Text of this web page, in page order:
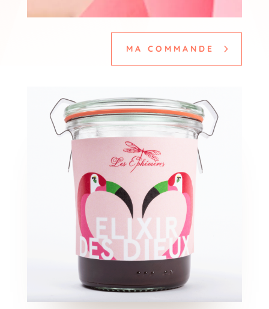
MA COMMANDE